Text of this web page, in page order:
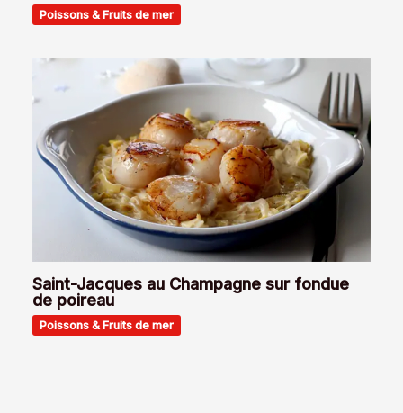
Poissons & Fruits de mer
Saint-Jacques au Champagne sur fondue
de poireau
Poissons & Fruits de mer